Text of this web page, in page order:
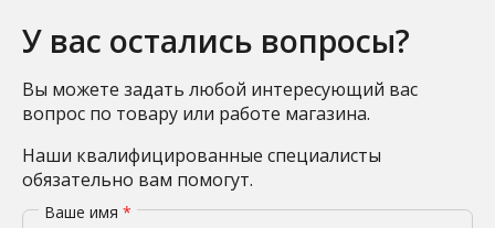
У вас остались вопросы?
Вы можете задать любой интересующий вас
вопрос по товару или работе магазина.
Наши квалифицированные специалисты
обязательно вам помогут.
Ваше имя *